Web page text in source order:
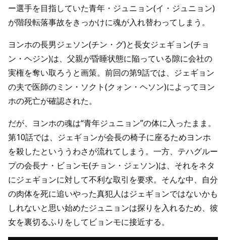
ー選手を目指していた青年・ジュニョン(イ・ジュニョン)
が階段転落事故をきっかけに魂が入れ替わってしまう。
ヨンホの長男ジェソン(チン・グ)と長女ジェギョン(チョ
ン・ヘジン)は、父親が昏睡状態に陥っている隙に会社の
実権を奪い取ろうと画策。前回の第9話では、ジェギョン
の夫で医師のミン・ソクト(クォン・ヘソン)によってヨン
ホの死亡が確認された。
だが、ヨンホの魂は“青年ジュニョン”の体に入ったまま。
第10話では、ジェギョンが会長の椅子に座るためヨンホ
を殺したといううわさが流れてしまう。一方、テハグルー
プの会長ナ・ビョンモ(チョン・ジェソン)は、それをネタ
にジェギョンに対して不利な取引を要求。そんな中、自分
の肉体を死に追いやった真犯人はジェギョンではないかも
しれないと思い始めたジュニョンは探りを入れるため、彼
女を裏切るふりをしてビョンモに接近する。